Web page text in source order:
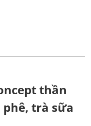
thần
trà sữa